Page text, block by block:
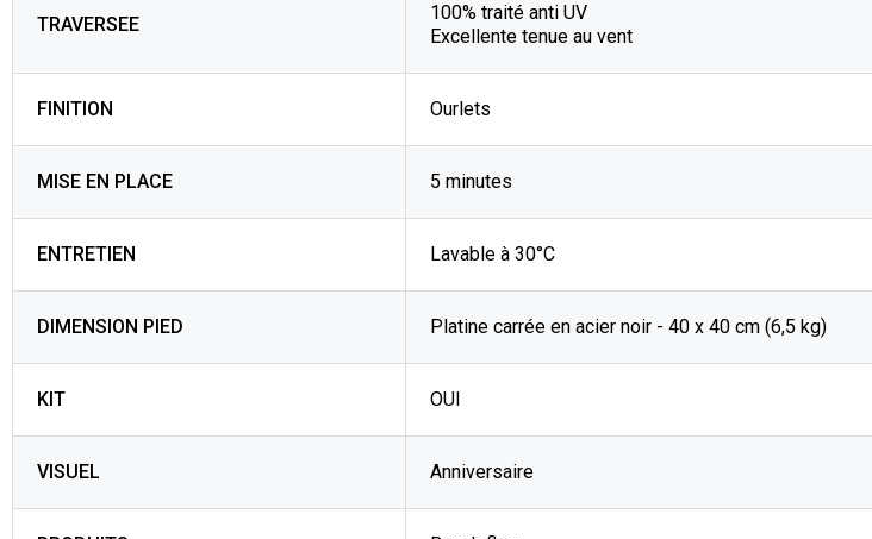
TRAVERSEE
100% traité anti UV
Excellente tenue au vent
FINITION Ourlets
MISE EN PLACE 5 minutes
ENTRETIEN Lavable à 30°C
DIMENSION PIED Platine carrée en acier noir - 40 x 40 cm (6,5 kg)
KIT OUI
VISUEL Anniversaire